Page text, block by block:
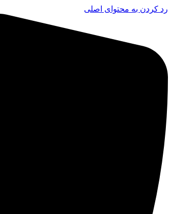
رد کردن به محتوای اصلی